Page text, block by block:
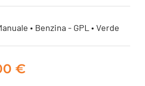
ASI
• Benzina - GPL • Verde
€